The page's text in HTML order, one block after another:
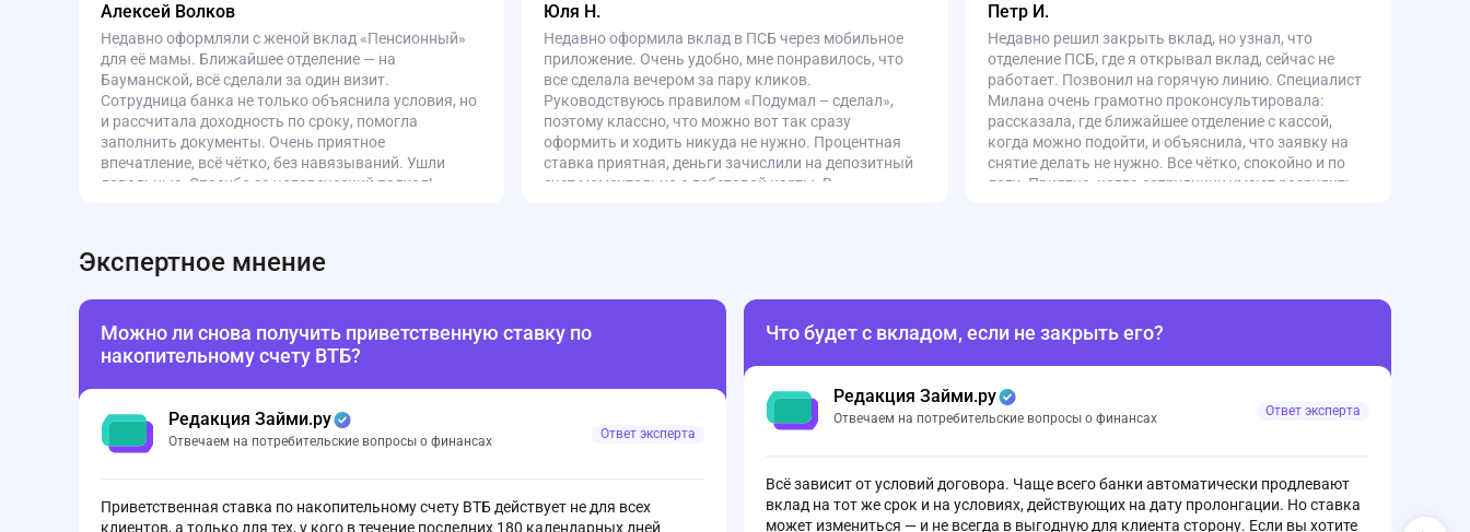
Алексей Волков
Недавно оформляли с женой вклад «Пенсионный»
для её мамы. Ближайшее отделение — на
Бауманской, всё сделали за один визит.
Сотрудница банка не только объяснила условия, но
и рассчитала доходность по сроку, помогла
заполнить документы. Очень приятное
впечатление, всё чётко, без навязываний. Ушли
довольные. Спасибо за человеческий подход!
Юля Н.
Недавно оформила вклад в ПСБ через мобильное
приложение. Очень удобно, мне понравилось, что
все сделала вечером за пару кликов.
Руководствуюсь правилом «Подумал – сделал»,
поэтому классно, что можно вот так сразу
оформить и ходить никуда не нужно. Процентная
ставка приятная, деньги зачислили на депозитный
счет моментально с дебетовой карты. В
Петр И.
Недавно решил закрыть вклад, но узнал, что
отделение ПСБ, где я открывал вклад, сейчас не
работает. Позвонил на горячую линию. Специалист
Милана очень грамотно проконсультировала:
рассказала, где ближайшее отделение с кассой,
когда можно подойти, и объяснила, что заявку на
снятие делать не нужно. Все чётко, спокойно и по
делу. Приятно, когда сотрудники умеют разрулить
Экспертное мнение
Можно ли снова получить приветственную ставку по
накопительному счету ВТБ?
Редакция Займи.ру
Отвечаем на потребительские вопросы о финансах
Ответ эксперта
Приветственная ставка по накопительному счету ВТБ действует не для всех
клиентов, а только для тех, у кого в течение последних 180 календарных дней
Что будет с вкладом, если не закрыть его?
Редакция Займи.ру
Отвечаем на потребительские вопросы о финансах
Ответ эксперта
Всё зависит от условий договора. Чаще всего банки автоматически продлевают
вклад на тот же срок и на условиях, действующих на дату пролонгации. Но ставка
может измениться — и не всегда в выгодную для клиента сторону. Если вы хотите